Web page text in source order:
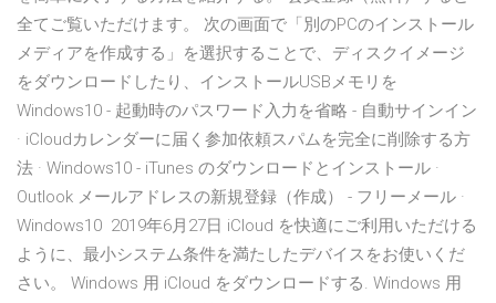
全てご覧いただけます。 次の画面で「別のPCのインストール
メディアを作成する」を選択することで、ディスクイメージ
をダウンロードしたり、インストールUSBメモリを
Windows10 - 起動時のパスワード入力を省略 - 自動サインイン
· iCloudカレンダーに届く参加依頼スパムを完全に削除する方
法 · Windows10 - iTunes のダウンロードとインストール ·
Outlook メールアドレスの新規登録（作成） - フリーメール ·
Windows10 2019年6月27日 iCloud を快適にご利用いただける
ように、最小システム条件を満たしたデバイスをお使いくだ
さい。 Windows 用 iCloud をダウンロードする. Windows 用